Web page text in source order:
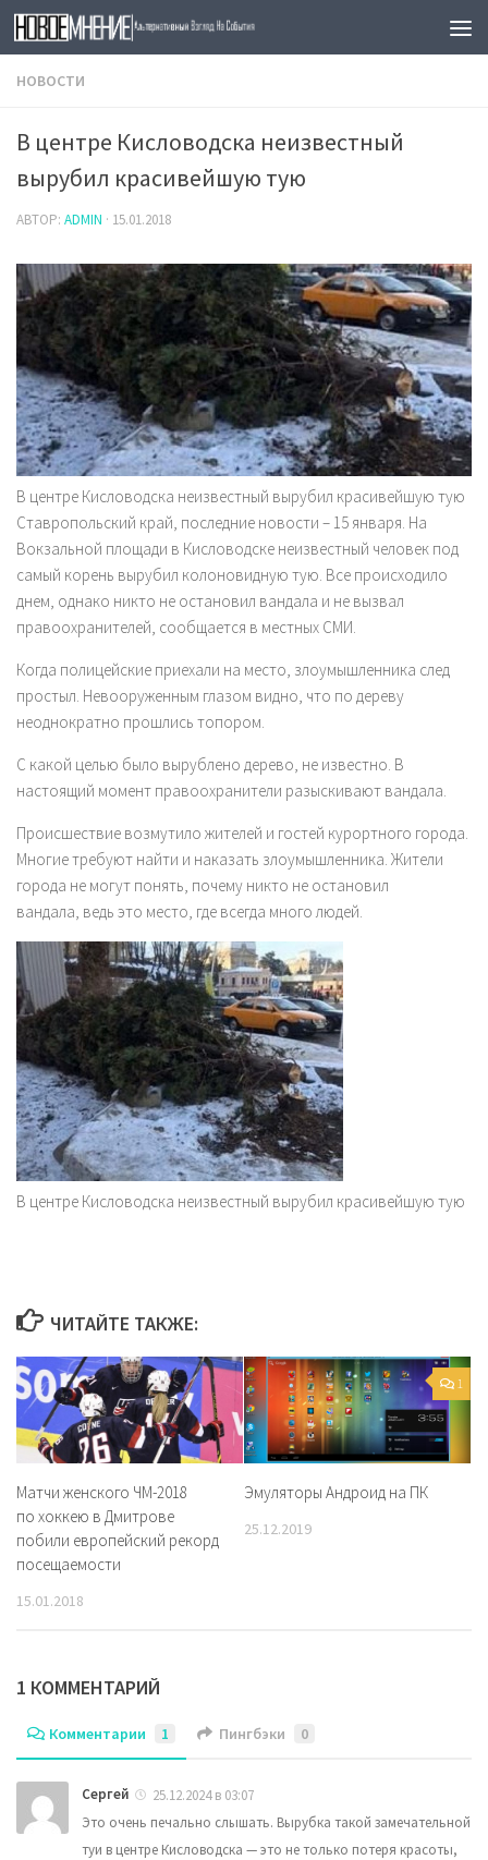
Skip to content
НОВОСТИ
В центре Кисловодска неизвестный
вырубил красивейшую тую
АВТОР: ADMIN · 15.01.2018
В центре Кисловодска неизвестный вырубил красивейшую тую
Ставропольский край, последние новости – 15 января. На
Вокзальной площади в Кисловодске неизвестный человек под
самый корень вырубил колоновидную тую. Все происходило
днем, однако никто не остановил вандала и не вызвал
правоохранителей, сообщается в местных СМИ.
Когда полицейские приехали на место, злоумышленника след
простыл. Невооруженным глазом видно, что по дереву
неоднократно прошлись топором.
С какой целью было вырублено дерево, не известно. В
настоящий момент правоохранители разыскивают вандала.
Происшествие возмутило жителей и гостей курортного города.
Многие требуют найти и наказать злоумышленника. Жители
города не могут понять, почему никто не остановил
вандала, ведь это место, где всегда много людей.
В центре Кисловодска неизвестный вырубил красивейшую тую
ЧИТАЙТЕ ТАКЖЕ:
Матчи женского ЧМ-2018
по хоккею в Дмитрове
побили европейский рекорд
посещаемости
15.01.2018
1
Эмуляторы Андроид на ПК
25.12.2019
1 КОММЕНТАРИЙ
Комментарии 1 Пингбэки 0
Сергей
25.12.2024 в 03:07
Это очень печально слышать. Вырубка такой замечательной
туи в центре Кисловодска — это не только потеря красоты,